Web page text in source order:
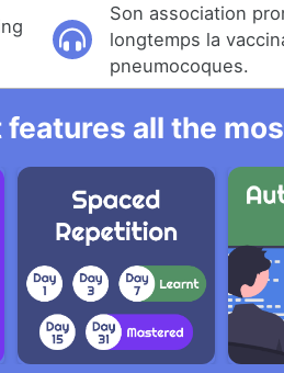
Son association
longtemps la
pneumocoques.
all the